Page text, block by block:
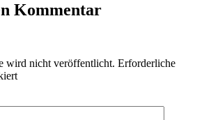
Kommentar
wird nicht veröffentlicht. Erforderliche